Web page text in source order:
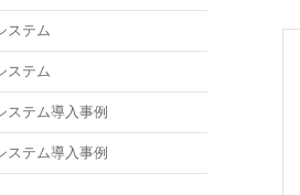
ステム
ステム
ステム導入事例
ステム導入事例